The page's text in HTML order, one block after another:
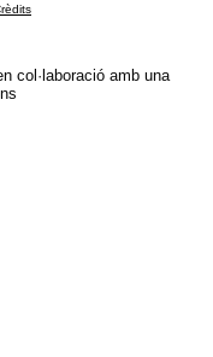
col·laboració amb una